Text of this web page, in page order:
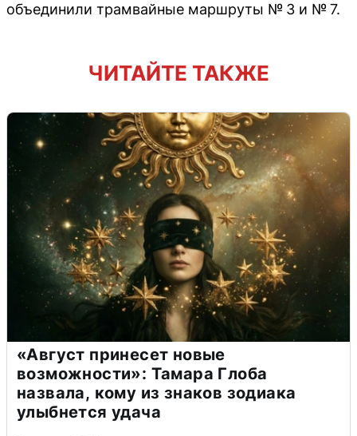
объединили трамвайные маршруты № 3 и № 7.
ЧИТАЙТЕ ТАКЖЕ
«Август принесет новые
возможности»: Тамара Глоба
назвала, кому из знаков зодиака
улыбнется удача